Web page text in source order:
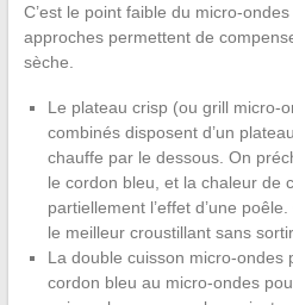
C’est le point faible du micro-
approches permettent de
sèche.
Le plateau crisp (ou grill micro-
combinés disposent d’un
chauffe par le dessous. On
le cordon bleu, et la chaleur de
partiellement l’effet d’une
le meilleur croustillant sans
La double cuisson micro-ondes
cordon bleu au micro-ondes